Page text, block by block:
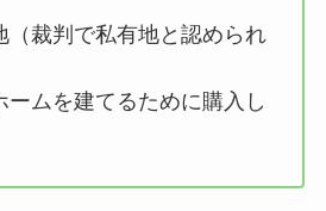
（裁判で私有地と認められ
ームを建てるために購入し